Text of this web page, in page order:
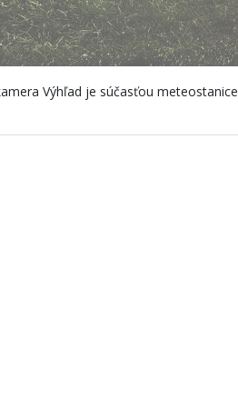
Výhľad je súčasťou meteostanice